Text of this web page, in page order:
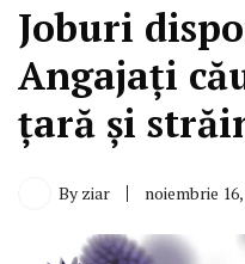
Joburi
Angajați
țară și
By ziar noiembrie 16,